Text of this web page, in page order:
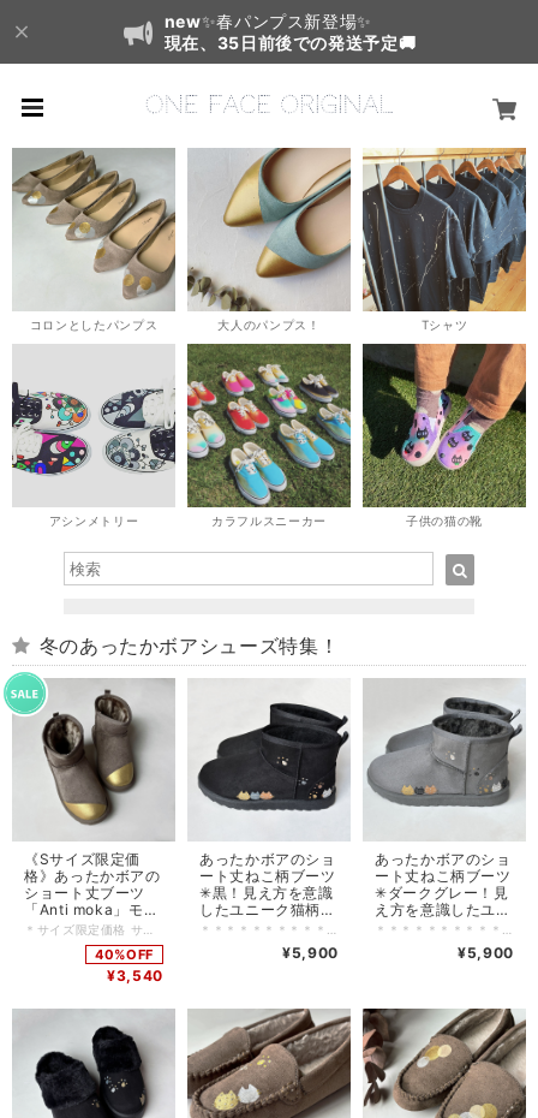
new✨春パンプス新登場✨
現在、35日前後での発送予定🚚
コロンとしたパンプス 大人のパンプス！ Tシャツ
アシンメトリー カラフルスニーカー 子供の猫の靴
冬のあったかボアシューズ特集！
《Sサイズ限定価
格》あったかボアの
ショート丈ブーツ
「Anti moka」モ
カ！左右非対称！
2E【5日以内発送】
40%OFF
¥3,540
あったかボアのショ
ート丈ねこ柄ブーツ
✳︎黒！見え方を意識
したユニーク猫柄ブ
ーツ【受注】
¥5,900
あったかボアのショ
ート丈ねこ柄ブーツ
✳︎ダークグレー！見
え方を意識したユニ
ーク猫柄ブーツ
¥5,900